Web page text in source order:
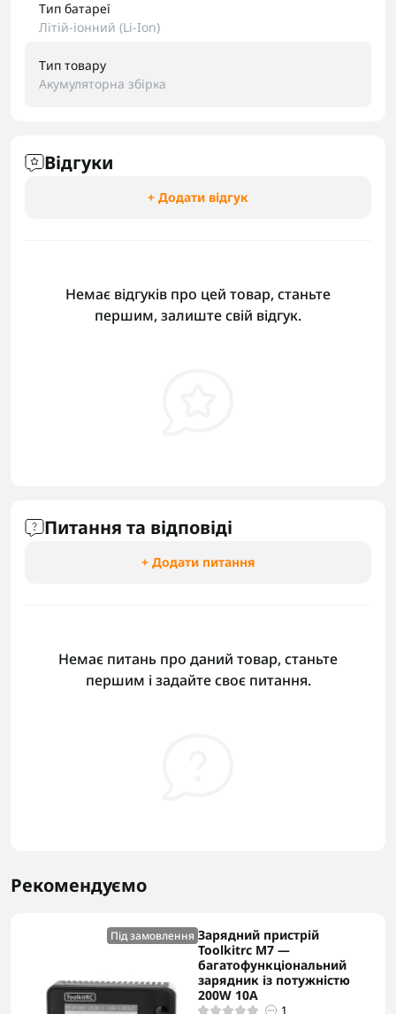
Тип батареї
Літій-іонний (Li-Ion)
Тип товару
Акумуляторна збірка
Відгуки
+ Додати відгук
Немає відгуків про цей товар, станьте
першим, залиште свій відгук.
Питання та відповіді
+ Додати питання
Немає питань про даний товар, станьте
першим і задайте своє питання.
Рекомендуємо
Під замовлення Зарядний пристрій
Toolkitrc M7 —
багатофункціональний
зарядник із потужністю
200W 10A
1